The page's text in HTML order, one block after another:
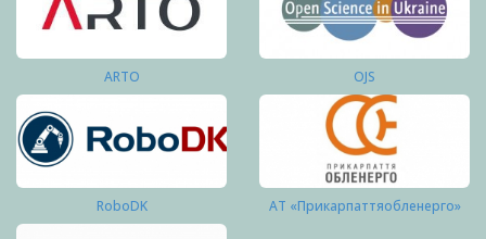
ARTO OJS
RoboDK АТ «Прикарпаттяобленерго»